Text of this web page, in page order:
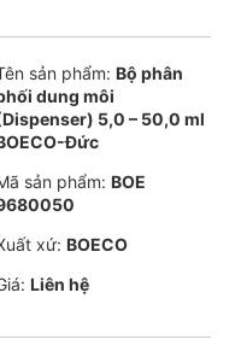
sản phẩm: Bộ phân
dung môi
5,0 – 50,0 ml
Đức
sản phẩm: BOE
xứ: BOECO
Liên hệ